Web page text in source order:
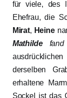
für viele, des
Ehefrau, die
Mirat, Heine
Mathildefand
derselben
erhaltene
Sockel ist das